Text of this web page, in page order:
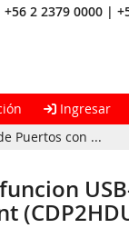
+56 2 2379 0000 |
Ingresar
Puertos con ...